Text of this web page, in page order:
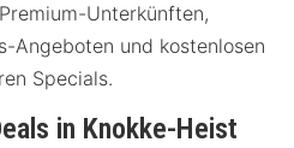
Unterkünften,
Angeboten und kostenlosen
Specials.
in Knokke-Heist